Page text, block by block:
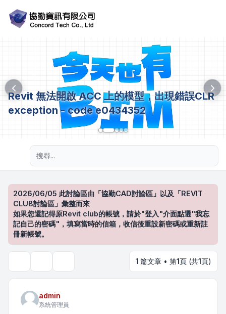
Revit 無法開啟 ACC 上的模型，出現錯誤CLR
exception - code e0434352
2026/06/05 此討論區由「協勤CAD討論區」以及「REVIT
CLUB討論區」彙整而來
如果您還記得原Revit club的帳號，請於"登入"介面點選"我忘
記自己的密碼"，填寫當時的信箱，收信後重設新密碼或重新註
冊新帳號。
1 篇文章 • 第1頁 (共1頁)
admin
系統管理員